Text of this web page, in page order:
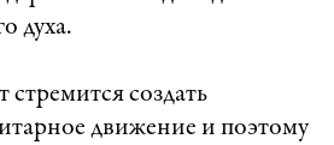
духа.
создать
движение и поэтому